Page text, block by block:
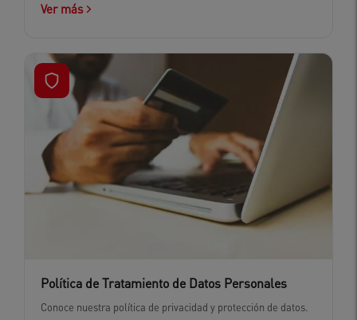
Ver más
Política de Tratamiento de Datos Personales
Conoce nuestra política de privacidad y protección de datos.